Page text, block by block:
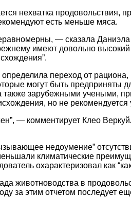
нехватка продовольствия,
есть меньше мяса.
— сказала
имеют довольно
переход от рациона,
могут быть
зарубежными учеными,
но не
— комментирует Клео
недоумение”
климатические
охарактеризовал как
животноводства в
этим отчетом последует